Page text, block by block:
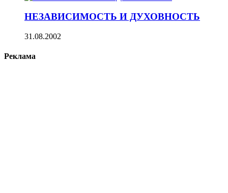
НЕЗАВИСИМОСТЬ И ДУХОВНОСТЬ
31.08.2002
Реклама